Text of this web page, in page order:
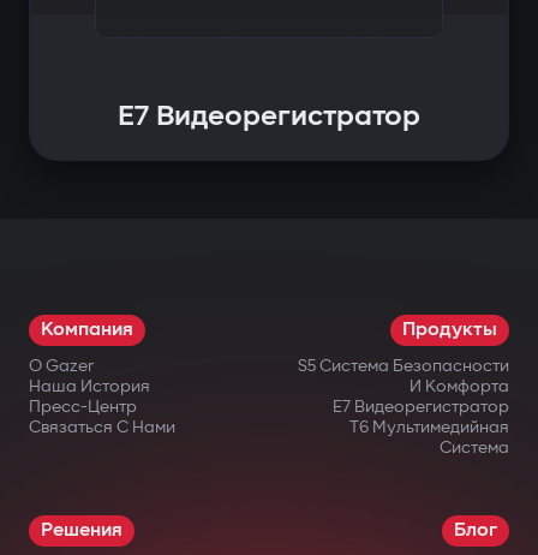
E7 Видеорегистратор
Компания
О Gazer
Наша История
Пресс-Центр
Связаться С Нами
Продукты
S5 Система Безопасности
И Комфорта
E7 Видеорегистратор
T6 Мультимедийная
Система
Решения Блог